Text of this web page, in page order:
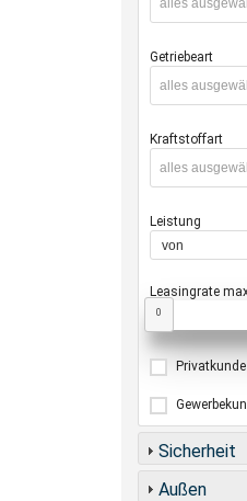
alles
Getriebeart
alles
Kraftstoffart
alles
Leistung
Leasingrate
0
Privatkunde
Sicherheit
Außen